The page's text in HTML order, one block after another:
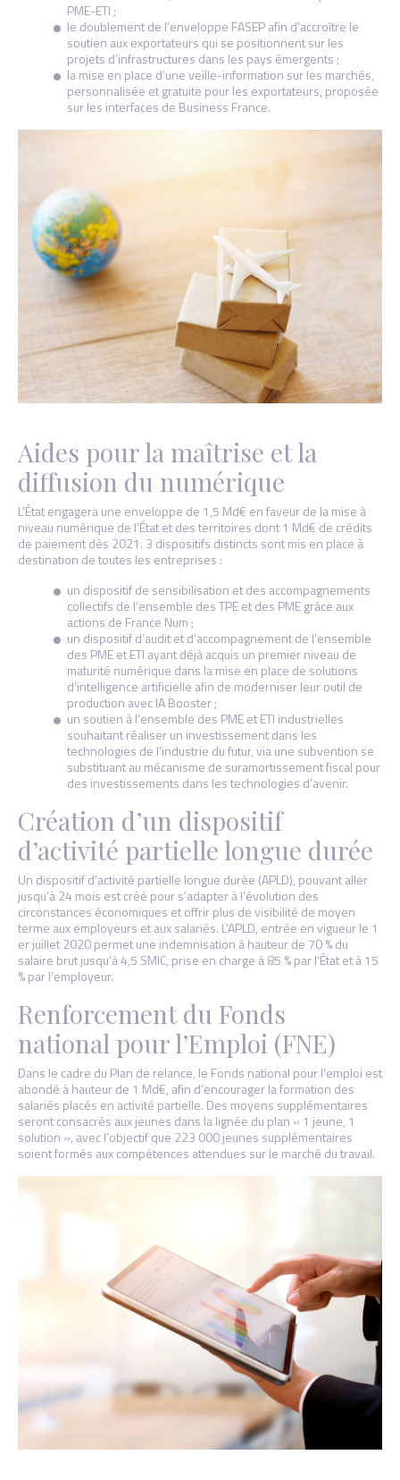
PME-ETI ;
le doublement de l’enveloppe FASEP afin d’accroître le
soutien aux exportateurs qui se positionnent sur les
projets d’infrastructures dans les pays émergents ;
la mise en place d’une veille-information sur les marchés,
personnalisée et gratuite pour les exportateurs, proposée
sur les interfaces de Business France.
Aides pour la maîtrise et la
diffusion du numérique
L’État engagera une enveloppe de 1,5 Md€ en faveur de la mise à
niveau numérique de l’État et des territoires dont 1 Md€ de crédits
de paiement dès 2021. 3 dispositifs distincts sont mis en place à
destination de toutes les entreprises :
un dispositif de sensibilisation et des accompagnements
collectifs de l’ensemble des TPE et des PME grâce aux
actions de France Num ;
un dispositif d’audit et d’accompagnement de l’ensemble
des PME et ETI ayant déjà acquis un premier niveau de
maturité numérique dans la mise en place de solutions
d’intelligence artificielle afin de moderniser leur outil de
production avec IA Booster ;
un soutien à l’ensemble des PME et ETI industrielles
souhaitant réaliser un investissement dans les
technologies de l’industrie du futur, via une subvention se
substituant au mécanisme de suramortissement fiscal pour
des investissements dans les technologies d’avenir.
Création d’un dispositif
d’activité partielle longue durée
Un dispositif d’activité partielle longue durée (APLD), pouvant aller
jusqu’à 24 mois est créé pour s’adapter à l’évolution des
circonstances économiques et offrir plus de visibilité de moyen
terme aux employeurs et aux salariés. L’APLD, entrée en vigueur le 1
er juillet 2020 permet une indemnisation à hauteur de 70 % du
salaire brut jusqu’à 4,5 SMIC, prise en charge à 85 % par l’État et à 15
% par l’employeur.
Renforcement du Fonds
national pour l’Emploi (FNE)
Dans le cadre du Plan de relance, le Fonds national pour l’emploi est
abondé à hauteur de 1 Md€, afin d’encourager la formation des
salariés placés en activité partielle. Des moyens supplémentaires
seront consacrés aux jeunes dans la lignée du plan « 1 jeune, 1
solution », avec l’objectif que 223 000 jeunes supplémentaires
soient formés aux compétences attendues sur le marché du travail.